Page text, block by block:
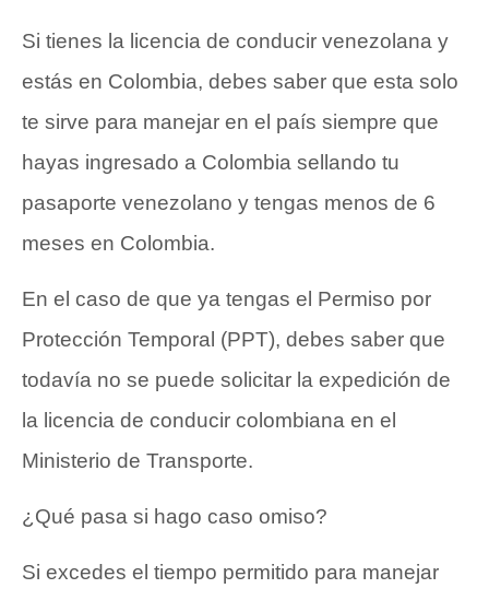
Si tienes la licencia de conducir venezolana y
estás en Colombia, debes saber que esta solo
te sirve para manejar en el país siempre que
hayas ingresado a Colombia sellando tu
pasaporte venezolano y tengas menos de 6
meses en Colombia.
En el caso de que ya tengas el Permiso por
Protección Temporal (PPT), debes saber que
todavía no se puede solicitar la expedición de
la licencia de conducir colombiana en el
Ministerio de Transporte.
¿Qué pasa si hago caso omiso?
Si excedes el tiempo permitido para manejar